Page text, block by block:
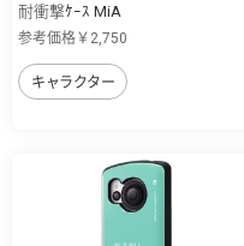
耐衝撃ｹｰｽ MiA
参考価格￥2,750
キャラクター